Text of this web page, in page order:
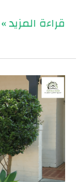
قراءة المزيد »
كيفية
تنسيق
الحدائق
باحترافية
|0560048269